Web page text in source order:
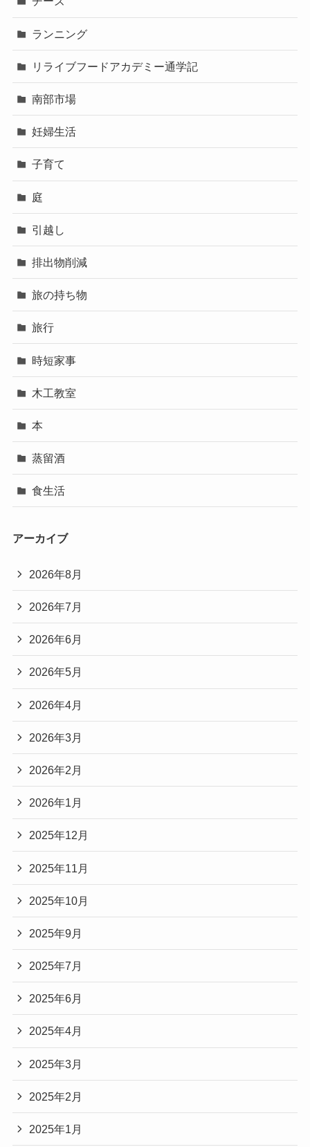
ランニング
リライブフードアカデミー通学記
南部市場
妊婦生活
子育て
庭
引越し
排出物削減
旅の持ち物
旅行
時短家事
木工教室
本
蒸留酒
食生活
アーカイブ
2026年8月
2026年7月
2026年6月
2026年5月
2026年4月
2026年3月
2026年2月
2026年1月
2025年12月
2025年11月
2025年10月
2025年9月
2025年7月
2025年6月
2025年4月
2025年3月
2025年2月
2025年1月